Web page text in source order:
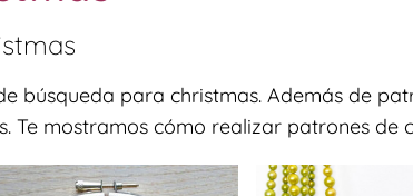
búsqueda para christmas. Además de
Te mostramos cómo realizar patrones de